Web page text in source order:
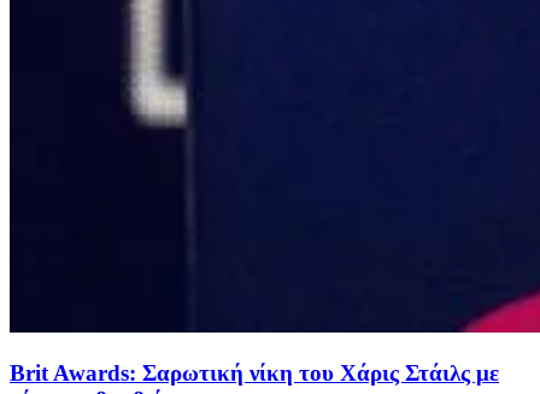
Brit Awards: Σαρωτική νίκη του Χάρις Στάιλς με